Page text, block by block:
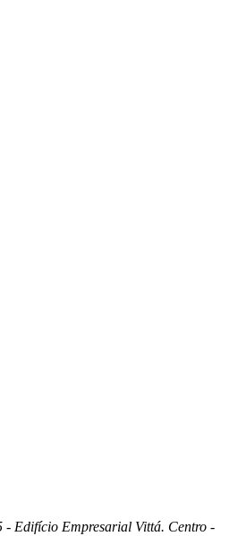
- Edifício Empresarial Vittá. Centro -